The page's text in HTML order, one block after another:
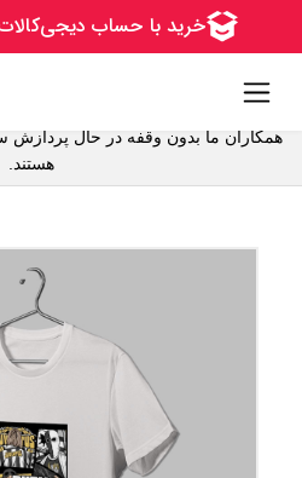
همکاران ما بدون وقفه در حال
هستند.
ارسال به سراسر ایران از